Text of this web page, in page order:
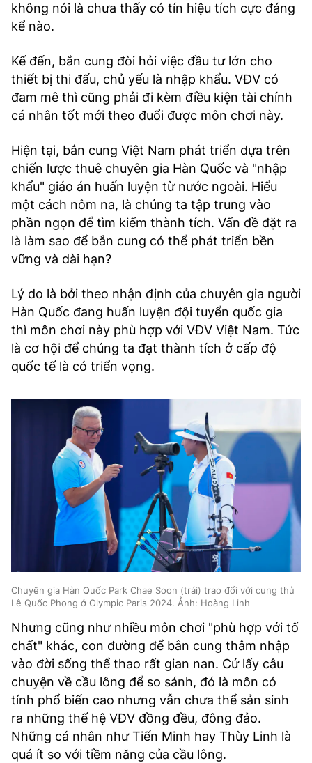
không nói là chưa thấy có tín hiệu tích cực đáng
kể nào.
Kế đến, bắn cung đòi hỏi việc đầu tư lớn cho
thiết bị thi đấu, chủ yếu là nhập khẩu. VĐV có
đam mê thì cũng phải đi kèm điều kiện tài chính
cá nhân tốt mới theo đuổi được môn chơi này.
Hiện tại, bắn cung Việt Nam phát triển dựa trên
chiến lược thuê chuyên gia Hàn Quốc và "nhập
khẩu" giáo án huấn luyện từ nước ngoài. Hiểu
một cách nôm na, là chúng ta tập trung vào
phần ngọn để tìm kiếm thành tích. Vấn đề đặt ra
là làm sao để bắn cung có thể phát triển bền
vững và dài hạn?
Lý do là bởi theo nhận định của chuyên gia người
Hàn Quốc đang huấn luyện đội tuyển quốc gia
thì môn chơi này phù hợp với VĐV Việt Nam. Tức
là cơ hội để chúng ta đạt thành tích ở cấp độ
quốc tế là có triển vọng.
Chuyên gia Hàn Quốc Park Chae Soon (trái) trao đổi với cung thủ
Lê Quốc Phong ở Olympic Paris 2024. Ảnh: Hoàng Linh
Nhưng cũng như nhiều môn chơi "phù hợp với tố
chất" khác, con đường để bắn cung thâm nhập
vào đời sống thể thao rất gian nan. Cứ lấy câu
chuyện về cầu lông để so sánh, đó là môn có
tính phổ biến cao nhưng vẫn chưa thể sản sinh
ra những thế hệ VĐV đồng đều, đông đảo.
Những cá nhân như Tiến Minh hay Thùy Linh là
quá ít so với tiềm năng của cầu lông.